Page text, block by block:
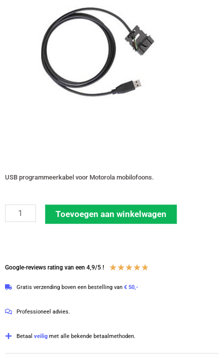
USB programmeerkabel voor Motorola mobilofoons.
Motorola
USB
serie
PMKN4016B
Toevoegen aan winkelwagen
Google-reviews rating van een 4,9/5 ! ★★★★★
Gratis verzending boven een bestelling van € 50,-
Professioneel advies.
Betaal veilig met alle bekende betaalmethoden.